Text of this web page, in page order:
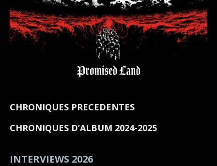
CHRONIQUES PRECEDENTES
CHRONIQUES D’ALBUM 2024-2025
INTERVIEWS 2026